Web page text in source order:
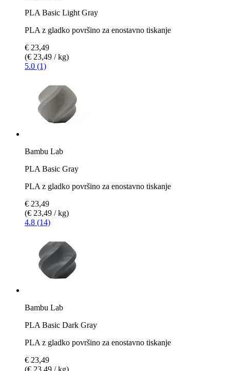
PLA Basic Light Gray
PLA z gladko površino za enostavno tiskanje
€ 23,49
(€ 23,49 / kg)
5.0 (1)
Bambu Lab
PLA Basic Gray
PLA z gladko površino za enostavno tiskanje
€ 23,49
(€ 23,49 / kg)
4.8 (14)
Bambu Lab
PLA Basic Dark Gray
PLA z gladko površino za enostavno tiskanje
€ 23,49
(€ 23,49 / kg)